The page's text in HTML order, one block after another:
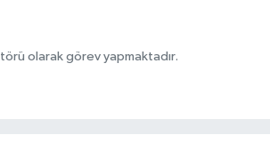
olarak görev yapmaktadır.